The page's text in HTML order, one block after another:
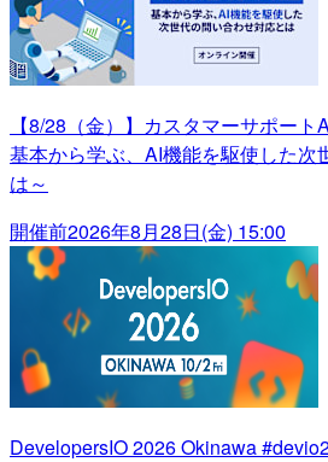
【8/28（金）】カスタマーサポー
基本から学ぶ、AI機能を駆使した次
は～
開催前2026年8月28日(金) 15:00
DevelopersIO 2026 Okinawa